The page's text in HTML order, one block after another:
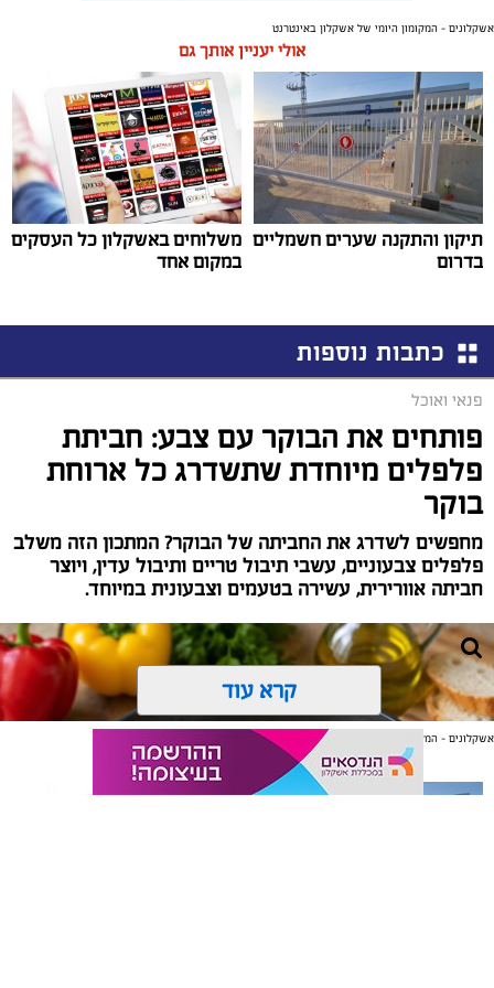
אשקלונים - המקומון היומי של אשקלון באינטרנט
אולי יעניין אותך גם
תיקון והתקנה שערים חשמליים
בדרום
משלוחים באשקלון כל העסקים
במקום אחד
כתבות נוספות
פנאי ואוכל
פותחים את הבוקר עם צבע: חביתת
פלפלים מיוחדת שתשדרג כל ארוחת
בוקר
מחפשים לשדרג את החביתה של הבוקר? המתכון הזה משלב
פלפלים צבעוניים, עשבי תיבול טריים ותיבול עדין, ויוצר
חביתה אוורירית, עשירה בטעמים וצבעונית במיוחד.
קרא עוד
אשקלונים - המקומון היומי של אשקלון באינטרנט
אולי יעניין אותך גם